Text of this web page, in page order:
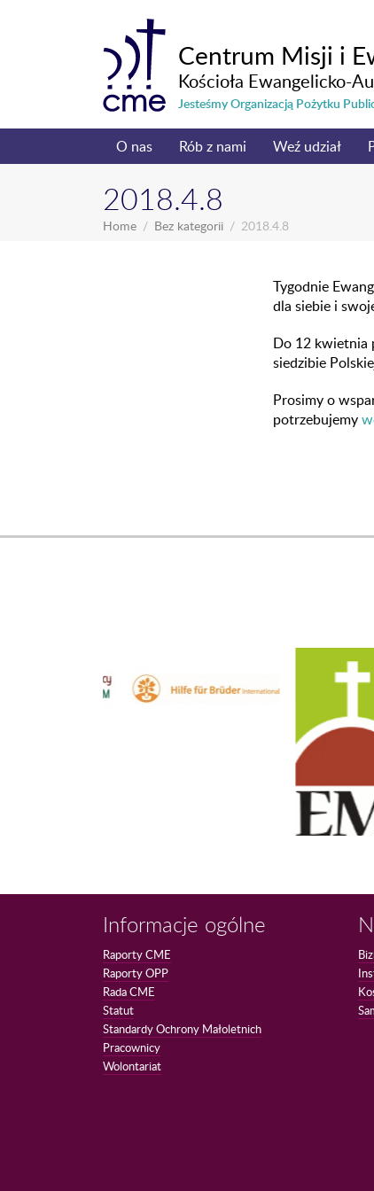
Centrum Misji i
Kościoła Ewangelicko-
Jesteśmy Organizacją Pożytku
O nas Rób z nami Weź udział
2018.4.8
Home Bez kategorii 2018.4.8
Tygodnie
dla siebie i
Do 12 kwietnia
siedzibie
Prosimy o
potrzebujemy
Informacje ogólne
Raporty CME
Raporty OPP
Rada CME
Statut
Standardy Ochrony Małoletnich
Pracownicy
Wolontariat